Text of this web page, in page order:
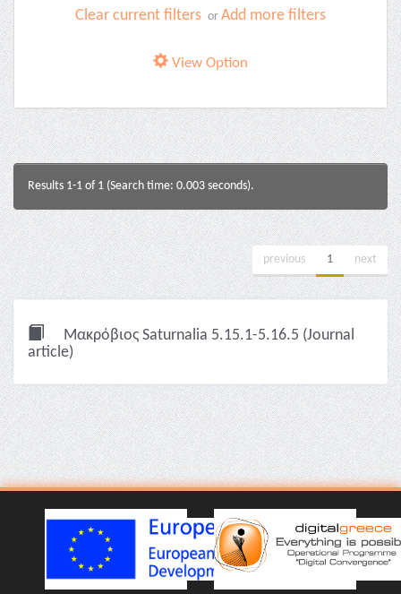
Clear current filters or Add more filters
View Option
Results 1-1 of 1 (Search time: 0.003 seconds).
previous 1 next
Μακρόβιος Saturnalia 5.15.1-5.16.5 (Journal
article)